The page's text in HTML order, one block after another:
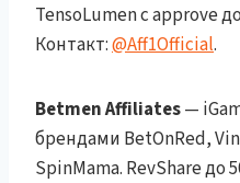
TensoLumen с approve
Контакт:@Aff1Official.
Betmen Affiliates—
брендами BetOnRed,
SpinMama. RevShare до